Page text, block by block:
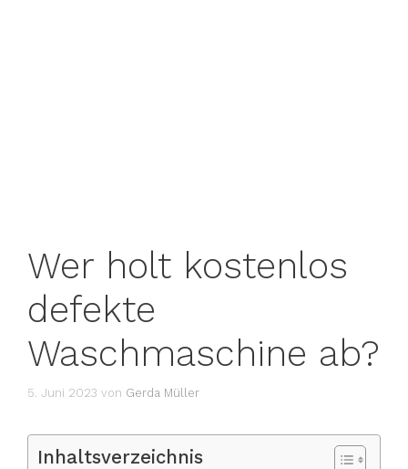
Wer holt kostenlos
defekte
Waschmaschine ab?
5. Juni 2023 von Gerda Müller
Inhaltsverzeichnis